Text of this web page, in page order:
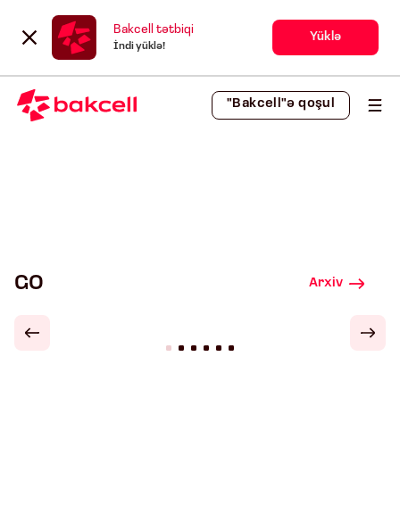
Bakcell tətbiqi
İndi yüklə!
Yüklə
"Bakcell"ə qoşul
GO Arxiv